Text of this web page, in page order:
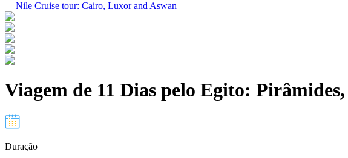
Nile Cruise tour: Cairo, Luxor and Aswan
Viagem de 11 Dias pelo Egito:
Duração